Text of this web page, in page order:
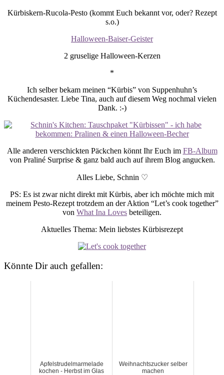
Kürbiskern-Rucola-Pesto (kommt Euch bekannt vor, oder? Rezept
s.o.)
Halloween-Baiser-Geister
2 gruselige Halloween-Kerzen
*
Ich selber bekam meinen “Kürbis” von Suppenhuhn’s
Küchendesaster. Liebe Tina, auch auf diesem Weg nochmal vielen
Dank. :-)
Alle anderen verschickten Päckchen könnt Ihr Euch im FB-Album
von Praliné Surprise & ganz bald auch auf ihrem Blog angucken.
Alles Liebe, Schnin ♡
PS: Es ist zwar nicht direkt mit Kürbis, aber ich möchte mich mit
meinem Pesto-Rezept trotzdem an der Aktion “Let’s cook together”
von What Ina Loves beteiligen.
Aktuelles Thema: Mein liebstes Kürbisrezept
Könnte Dir auch gefallen:
Apfelstrudelmarmelade
kochen - Herbst im Glas
Weihnachtszucker selber
machen